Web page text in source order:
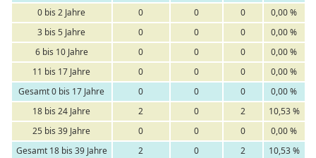
0 bis 2 Jahre
0 0 0
0,00 %
3 bis 5 Jahre
0 0 0
0,00 %
6 bis 10 Jahre
0 0 0
0,00 %
11 bis 17 Jahre
0 0 0
0,00 %
Gesamt 0 bis 17 Jahre
0 0 0
0,00 %
18 bis 24 Jahre
2 0 2
10,53 %
25 bis 39 Jahre
0 0 0
0,00 %
Gesamt 18 bis 39 Jahre
2 0 2
10,53 %